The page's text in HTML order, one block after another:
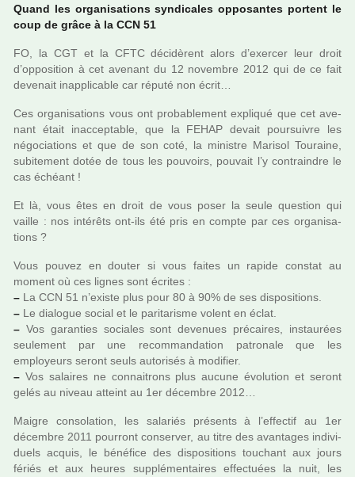
Quand les orga­ni­sa­tions syn­di­ca­les oppo­san­tes por­tent le
coup de grâce à la CCN 51
FO, la CGT et la CFTC déci­dè­rent alors d’exer­cer leur droit
d’oppo­si­tion à cet ave­nant du 12 novem­bre 2012 qui de ce fait
deve­nait inap­pli­ca­ble car réputé non écrit…
Ces orga­ni­sa­tions vous ont pro­ba­ble­ment expli­qué que cet ave­
nant était inac­cep­ta­ble, que la FEHAP devait pour­sui­vre les
négo­cia­tions et que de son coté, la minis­tre Marisol Touraine,
subi­te­ment dotée de tous les pou­voirs, pou­vait l’y contrain­dre le
cas échéant !
Et là, vous êtes en droit de vous poser la seule ques­tion qui
vaille : nos inté­rêts ont-ils été pris en compte par ces orga­ni­sa­
tions ?
Vous pouvez en douter si vous faites un rapide cons­tat au
moment où ces lignes sont écrites :
– La CCN 51 n’existe plus pour 80 à 90% de ses dis­po­si­tions.
– Le dia­lo­gue social et le pari­ta­risme volent en éclat.
– Vos garan­ties socia­les sont deve­nues pré­cai­res, ins­tau­rées
seu­le­ment par une recom­man­da­tion patro­nale que les
employeurs seront seuls auto­ri­sés à modi­fier.
– Vos salai­res ne connai­trons plus aucune évolution et seront
gelés au niveau atteint au 1er décem­bre 2012…
Maigre conso­la­tion, les sala­riés pré­sents à l’effec­tif au 1er
décem­bre 2011 pour­ront conser­ver, au titre des avan­ta­ges indi­vi­
duels acquis, le béné­fice des dis­po­si­tions tou­chant aux jours
fériés et aux heures sup­plé­men­tai­res effec­tuées la nuit, les